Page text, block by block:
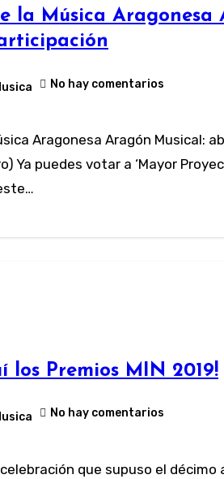
la Música
No hay comentarios
Ya puedes votar a ‘Mayor
los Premios MIN 2019!
No hay comentarios